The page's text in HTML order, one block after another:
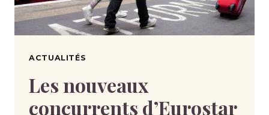
ACTUALITÉS
Les nouveaux
concurrents d’Eurostar